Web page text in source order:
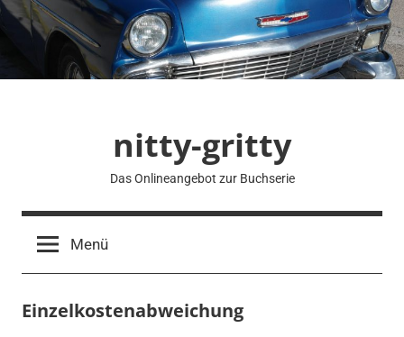
Zum
Inhalt
nitty-gritty
Das Onlineangebot zur Buchserie
Menü
Einzelkostenabweichung